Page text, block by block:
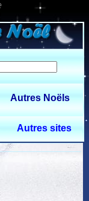
Autres Noëls
Autres sites